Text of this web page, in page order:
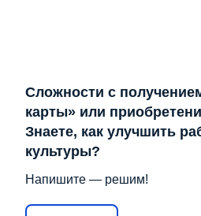
Сложности с
карты» или
Знаете, как улучшить
культуры?
Напишите — решим!